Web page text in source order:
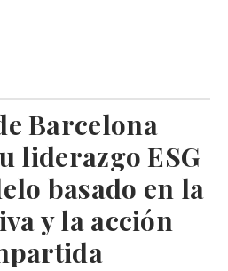
Barcelona
liderazgo ESG
basado en la
y la acción